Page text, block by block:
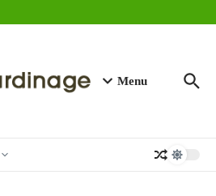
dans un croque monsieur en 2025 ?
Menu